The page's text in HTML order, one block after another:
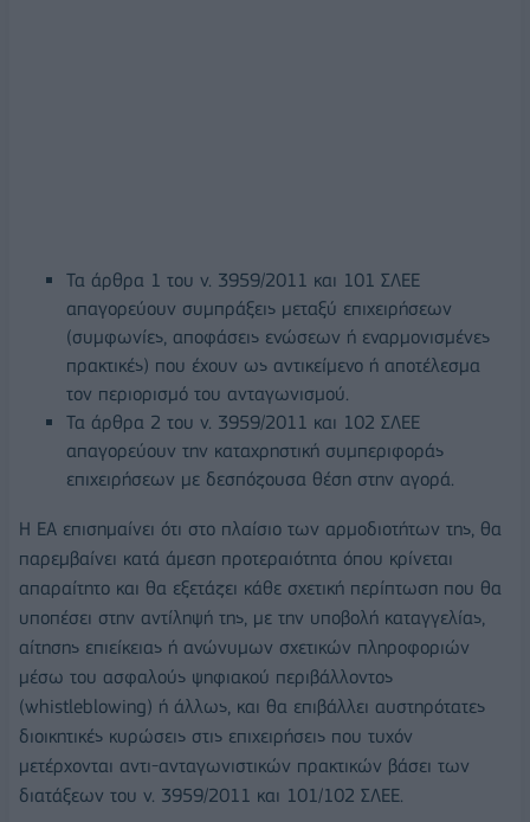
Τα άρθρα 1 του ν. 3959/2011 και 101 ΣΛΕΕ
απαγορεύουν συμπράξεις μεταξύ επιχειρήσεων
(συμφωνίες, αποφάσεις ενώσεων ή εναρμονισμένες
πρακτικές) που έχουν ως αντικείμενο ή αποτέλεσμα
τον περιορισμό του ανταγωνισμού.
Τα άρθρα 2 του ν. 3959/2011 και 102 ΣΛΕΕ
απαγορεύουν την καταχρηστική συμπεριφοράς
επιχειρήσεων με δεσπόζουσα θέση στην αγορά.
Η ΕΑ επισημαίνει ότι στο πλαίσιο των αρμοδιοτήτων της, θα
παρεμβαίνει κατά άμεση προτεραιότητα όπου κρίνεται
απαραίτητο και θα εξετάζει κάθε σχετική περίπτωση που θα
υποπέσει στην αντίληψή της, με την υποβολή καταγγελίας,
αίτησης επιείκειας ή ανώνυμων σχετικών πληροφοριών
μέσω του ασφαλούς ψηφιακού περιβάλλοντος
(whistleblowing) ή άλλως, και θα επιβάλλει αυστηρότατες
διοικητικές κυρώσεις στις επιχειρήσεις που τυχόν
μετέρχονται αντι-ανταγωνιστικών πρακτικών βάσει των
διατάξεων του ν. 3959/2011 και 101/102 ΣΛΕΕ.